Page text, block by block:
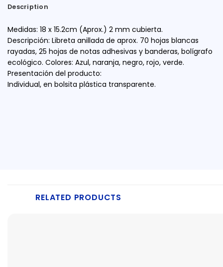
Description
Medidas: 18 x 15.2cm (Aprox.) 2 mm cubierta.
Descripción: Libreta anillada de aprox. 70 hojas blancas
rayadas, 25 hojas de notas adhesivas y banderas, bolígrafo
ecológico. Colores: Azul, naranja, negro, rojo, verde.
Presentación del producto:
Individual, en bolsita plástica transparente.
RELATED PRODUCTS